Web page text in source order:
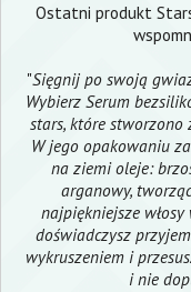
Ostatni produkt
"Sięgnij po swoją
Wybierz Serum
stars, które stworzono
W jego opakowaniu
na ziemi oleje:
arganowy,
najpiękniejsze
doświadczysz
wykruszeniem i
i nie